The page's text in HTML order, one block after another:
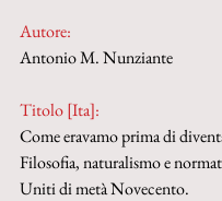
Autore:
Antonio M. Nunziante
Titolo [Ita]:
Come eravamo prima di
Filosofia, naturalismo e
Uniti di metà Novecento.